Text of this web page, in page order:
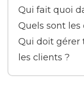
Qui fait quoi
Quels sont
Qui doit gérer
les clients ?